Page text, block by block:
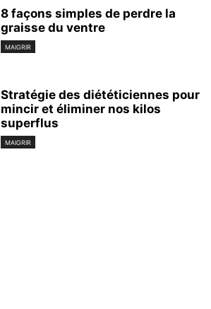
8 façons simples de perdre la
graisse du ventre
MAIGRIR
Stratégie des diététiciennes pour
mincir et éliminer nos kilos
superflus
MAIGRIR